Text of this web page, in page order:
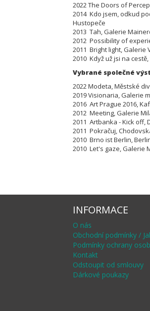
2022 The Doors of
2014 Kdo jsem, odkud
Hustopeče
2013 Tah, Galerie
2012 Possibility of
2011 Bright light, Galerie
2010 Když už jsi na
Vybrané společné
2022 Modeta, Městské
2019 Visionaria, Galerie
2016 Art Prague 2016,
2012 Meeting, Galerie
2011 Artbanka - Kick off,
2011 Pokračuj,
2010 Brno ist Berlin,
2010 Let's gaze, Galerie
INFORMACE
O nás
Obchodní podmínky /
Podmínky ochrany
Kontakt
Odstoupit od smlouvy
Dárkové poukazy